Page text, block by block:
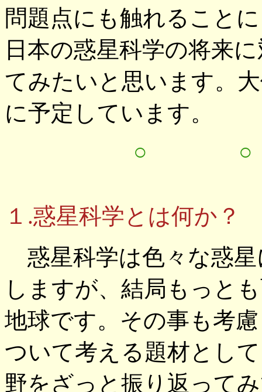
問題点にも触れること
日本の惑星科学の将来
てみたいと思います。
に予定しています。
○
１.惑星科学とは何か？
惑星科学は色々な惑
しますが、結局もっと
地球です。その事も考
ついて考える題材とし
野をざっと振り返って